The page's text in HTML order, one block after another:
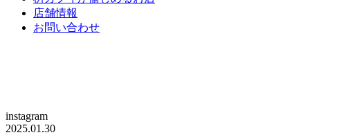
店舗情報
お問い合わせ
instagram
2025.01.30